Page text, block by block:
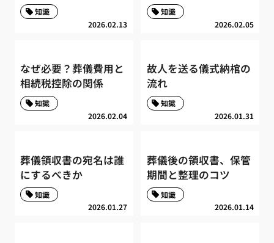
2026.02.13
知識
2026.02.05
知識
なぜ必要？葬儀費用と
相続税控除の関係
2026.02.04
知識
故人を送る儀式納棺の
流れ
2026.01.31
知識
葬儀領収書の宛名は誰
にするべきか
2026.01.27
知識
葬儀後の領収書、保管
期間と整理のコツ
2026.01.14
知識